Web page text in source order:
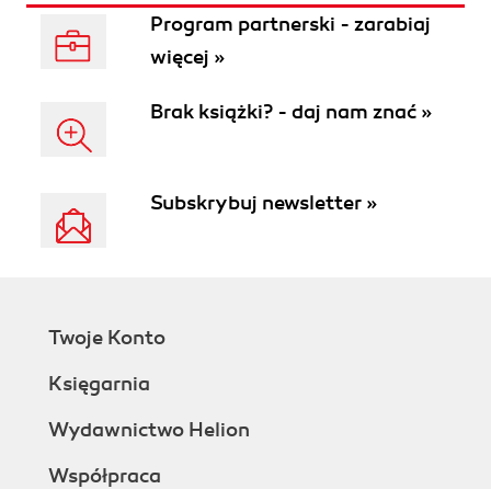
Program partnerski - zarabiaj
więcej »
Brak książki? - daj nam znać »
Subskrybuj newsletter »
Twoje Konto
Księgarnia
Wydawnictwo Helion
Współpraca